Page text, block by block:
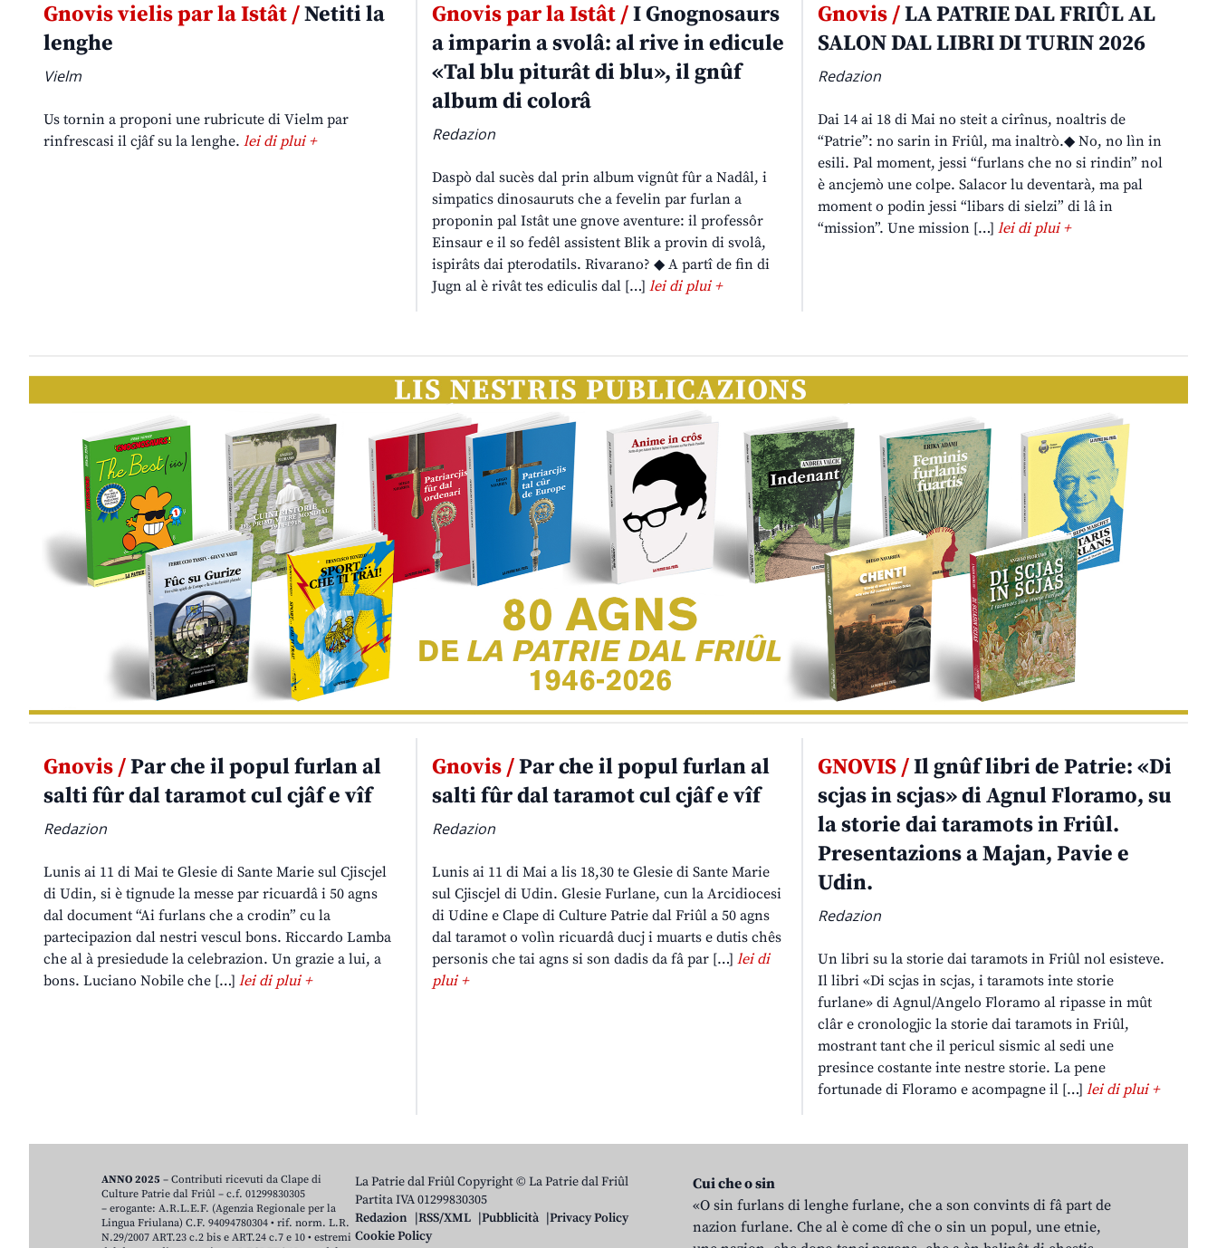
Gnovis vielis par la Istât /Netiti la
lenghe
Vielm
Us tornin a proponi une rubricute di Vielm par
rinfrescasi il cjâf su la lenghe. lei di plui +
Gnovis par la Istât /I Gnognosaurs
a imparin a svolâ: al rive in edicule
«Tal blu piturât di blu», il gnûf
album di colorâ
Redazion
Daspò dal sucès dal prin album vignût fûr a Nadâl, i
simpatics dinosauruts che a fevelin par furlan a
proponin pal Istât une gnove aventure: il professôr
Einsaur e il so fedêl assistent Blik a provin di svolâ,
ispirâts dai pterodatils. Rivarano? ◆ A partî de fin di
Jugn al è rivât tes ediculis dal […] lei di plui +
Gnovis /LA PATRIE DAL FRIÛL AL
SALON DAL LIBRI DI TURIN 2026
Redazion
Dai 14 ai 18 di Mai no steit a cirînus, noaltris de
“Patrie”: no sarin in Friûl, ma inaltrò.◆ No, no lìn in
esili. Pal moment, jessi “furlans che no si rindin” nol
è ancjemò une colpe. Salacor lu deventarà, ma pal
moment o podin jessi “libars di sielzi” di lâ in
“mission”. Une mission […]lei di plui +
Gnovis /Par che il popul furlan al
salti fûr dal taramot cul cjâf e vîf
Redazion
Lunis ai 11 di Mai te Glesie di Sante Marie sul Cjiscjel
di Udin, si è tignude la messe par ricuardâ i 50 agns
dal document “Ai furlans che a crodin” cu la
partecipazion dal nestri vescul bons. Riccardo Lamba
che al à presiedude la celebrazion. Un grazie a lui, a
bons. Luciano Nobile che […] lei di plui +
Gnovis /Par che il popul furlan al
salti fûr dal taramot cul cjâf e vîf
Redazion
Lunis ai 11 di Mai a lis 18,30 te Glesie di Sante Marie
sul Cjiscjel di Udin. Glesie Furlane, cun la Arcidiocesi
di Udine e Clape di Culture Patrie dal Friûl a 50 agns
dal taramot o volìn ricuardâ ducj i muarts e dutis chês
personis che tai agns si son dadis da fâ par […] lei di
plui +
GNOVIS /Il gnûf libri de Patrie: «Di
scjas in scjas» di Agnul Floramo, su
la storie dai taramots in Friûl.
Presentazions a Majan, Pavie e
Udin.
Redazion
Un libri su la storie dai taramots in Friûl nol esisteve.
Il libri «Di scjas in scjas, i taramots inte storie
furlane» di Agnul/Angelo Floramo al ripasse in mût
clâr e cronologjic la storie dai taramots in Friûl,
mostrant tant che il pericul sismic al sedi une
presince costante inte nestre storie. La pene
fortunade di Floramo e acompagne il […]lei di plui +
La Patrie dal Friûl Copyright © La Patrie dal Friûl
Partita IVA 01299830305
Redazion
RSS/XML Pubblicità
Privacy Policy
Cookie Policy
Cui che o sin
«O sin furlans di lenghe furlane, che a son convints di fâ part de
nazion furlane. Che al è come dî che o sin un popul, une etnie,
ANNO 2025 – Contributi ricevuti da Clape di
Culture Patrie dal Friûl – c.f. 01299830305
– erogante: A.R.L.E.F. (Agenzia Regionale per la
Lingua Friulana) C.F. 94094780304 • rif. norm. L.R.
N.29/2007 ART.23 c.2 bis e ART.24 c.7 e 10 • estremi